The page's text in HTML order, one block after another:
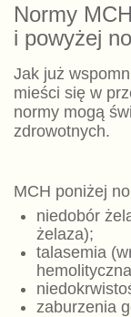
Normy
i powyżej
Jak już
mieści się w
normy mogą
zdrowotnych.
MCH poniżej
niedobór
żelaza);
talasemia
zaburzenia